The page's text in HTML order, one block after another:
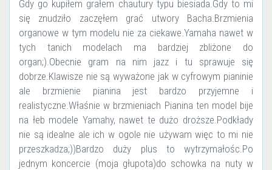
Gdy go kupiłem grałem chautury typu biesiada.Gdy to mi
się znudziło zaczęłem grać utwory Bacha.Brzmienia
organowe w tym modelu nie za ciekawe.Yamaha nawet w
tych tanich modelach ma bardziej zbliżone do
organ;).Obecnie gram na nim jazz i tu sprawuje się
dobrze.Klawisze nie są wyważone jak w cyfrowym pianinie
ale brzmienie pianina jest bardzo przyjemne i
realistyczne.Właśnie w brzmieniach Pianina ten model bije
na łeb modele Yamahy, nawet te dużo droższe.Podkłady
nie są idealne ale ich w ogole nie używam więc to mi nie
przeszkadza;))Bardzo duży plus to wytrzymałośc.Po
jednym koncercie (moja głupota)do schowka na nuty w